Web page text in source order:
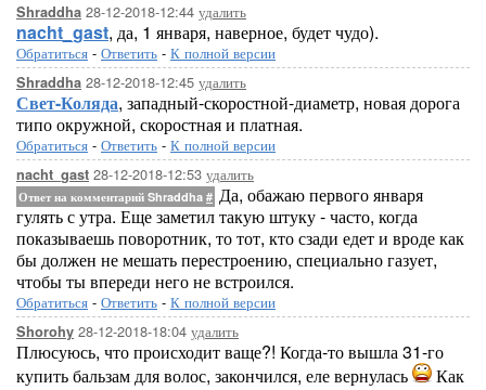
Shraddha 28-12-2018-12:44 удалить
nacht_gast, да, 1 января, наверное, будет чудо).
Обратиться - Ответить - К полной версии
Shraddha 28-12-2018-12:45 удалить
Свет-Коляда, западный-скоростной-диаметр, новая дорога
типо окружной, скоростная и платная.
Обратиться - Ответить - К полной версии
nacht_gast 28-12-2018-12:53 удалить
Ответ на комментарий Shraddha # Да, обажаю первого января
гулять с утра. Еще заметил такую штуку - часто, когда
показываешь поворотник, то тот, кто сзади едет и вроде как
бы должен не мешать перестроению, специально газует,
чтобы ты впереди него не встроился.
Обратиться - Ответить - К полной версии
Shorohy 28-12-2018-18:04 удалить
Плюсуюсь, что происходит ваще?! Когда-то вышла 31-го
купить бальзам для волос, закончился, еле вернулась
Как